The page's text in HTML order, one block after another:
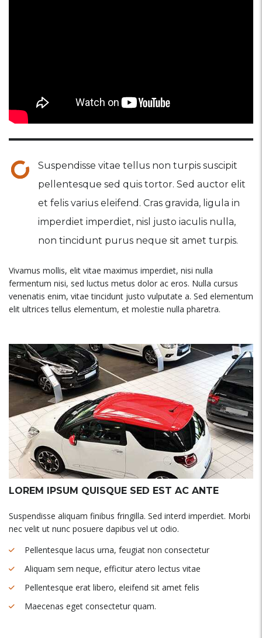
Suspendisse vitae tellus non turpis suscipit
pellentesque sed quis tortor. Sed auctor elit
et felis varius eleifend. Cras gravida, ligula in
imperdiet imperdiet, nisl justo iaculis nulla,
non tincidunt purus neque sit amet turpis.
Vivamus mollis, elit vitae maximus imperdiet, nisi nulla
fermentum nisi, sed luctus metus dolor ac eros. Nulla cursus
venenatis enim, vitae tincidunt justo vulputate a. Sed elementum
elit ultrices tellus elementum, et molestie nulla pharetra.
LOREM IPSUM QUISQUE SED EST AC ANTE
Suspendisse aliquam finibus fringilla. Sed interd imperdiet. Morbi
nec velit ut nunc posuere dapibus vel ut odio.
Pellentesque lacus urna, feugiat non consectetur
Aliquam sem neque, efficitur atero lectus vitae
Pellentesque erat libero, eleifend sit amet felis
Maecenas eget consectetur quam.